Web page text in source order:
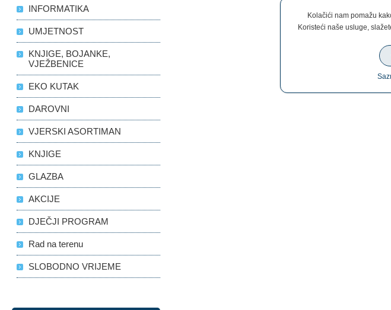
INFORMATIKA
UMJETNOST
KNJIGE, BOJANKE,
VJEŽBENICE
EKO KUTAK
DAROVNI
VJERSKI ASORTIMAN
KNJIGE
GLAZBA
AKCIJE
DJEČJI PROGRAM
Rad na terenu
SLOBODNO VRIJEME
Kolačići nam pomažu
Koristeći naše usluge,